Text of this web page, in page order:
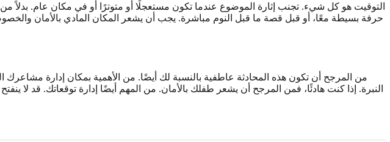
التوقيت هو كل شيء. تجنب إثارة الموضوع عندما تكون مستعجلًا أو متوترًا أو في مكان عام. بدلاً من
حرفة بسيطة معًا، أو قبل قصة ما قبل النوم مباشرة. يجب أن يشعر المكان المادي بالأمان
من المرجح أن تكون هذه المحادثة عاطفية بالنسبة لك أيضًا. من الأهمية بمكان إدارة
النبرة. إذا كنت هادئًا، فمن المرجح أن يشعر طفلك بالأمان. من المهم أيضًا إدارة توقعاتك. قد